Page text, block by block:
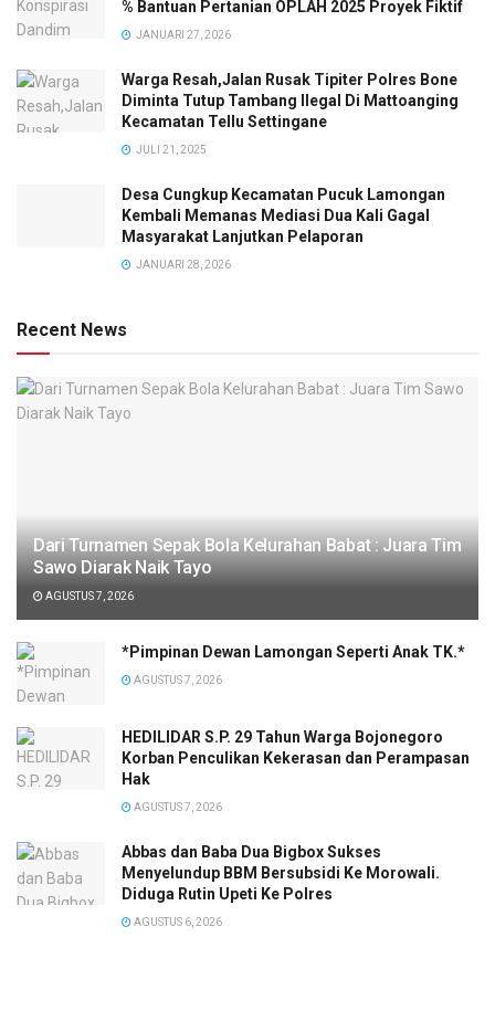
% Bantuan Pertanian OPLAH 2025 Proyek Fiktif
JANUARI 27, 2026
Warga Resah,Jalan Rusak Tipiter Polres Bone
Diminta Tutup Tambang Ilegal Di Mattoanging
Kecamatan Tellu Settingane
JULI 21, 2025
Desa Cungkup Kecamatan Pucuk Lamongan
Kembali Memanas Mediasi Dua Kali Gagal
Masyarakat Lanjutkan Pelaporan
JANUARI 28, 2026
Recent News
Dari Turnamen Sepak Bola Kelurahan Babat : Juara Tim
Sawo Diarak Naik Tayo
AGUSTUS 7, 2026
*Pimpinan Dewan Lamongan Seperti Anak TK.*
AGUSTUS 7, 2026
HEDILIDAR S.P. 29 Tahun Warga Bojonegoro
Korban Penculikan Kekerasan dan Perampasan
Hak
AGUSTUS 7, 2026
Abbas dan Baba Dua Bigbox Sukses
Menyelundup BBM Bersubsidi Ke Morowali.
Diduga Rutin Upeti Ke Polres
AGUSTUS 6, 2026